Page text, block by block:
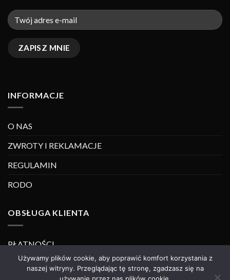
INFORMACJE
O NAS
ZWROTY I REKLAMACJE
REGULAMIN
RODO
OBSŁUGA KLIENTA
PŁATNOŚCI
DOSTAWA
Używamy plików cookie, aby poprawić komfort korzystania z
naszej witryny. Przeglądając tę stronę, zgadzasz się na